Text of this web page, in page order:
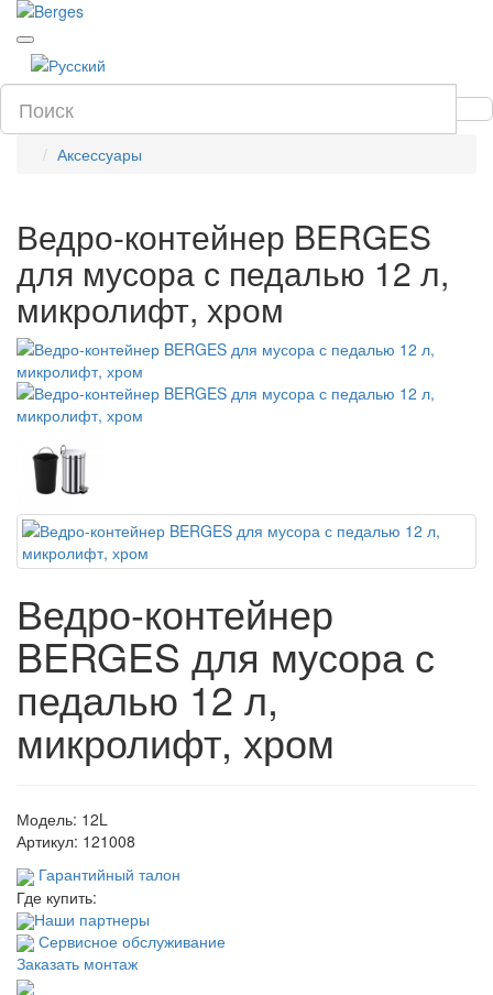
Аксессуары
Ведро-контейнер BERGES
для мусора с педалью 12 л,
микролифт, хром
Ведро-контейнер
BERGES для мусора с
педалью 12 л,
микролифт, хром
Модель: 12L
Артикул: 121008
Гарантийный талон
Где купить:
Наши партнеры
Сервисное обслуживание
Заказать монтаж